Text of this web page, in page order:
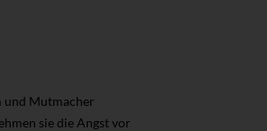
und Mutmacher
sie die Angst vor